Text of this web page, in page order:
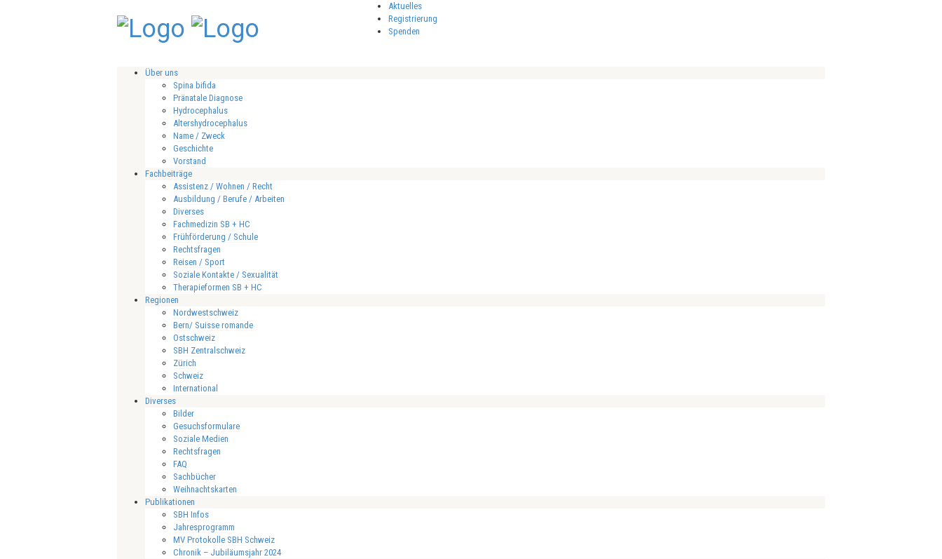
Aktuelles
Registrierung
Spenden
Über uns
Spina bifida
Pränatale Diagnose
Hydrocephalus
Altershydrocephalus
Name / Zweck
Geschichte
Vorstand
Fachbeiträge
Assistenz / Wohnen / Recht
Ausbildung / Berufe / Arbeiten
Diverses
Fachmedizin SB + HC
Frühförderung / Schule
Rechtsfragen
Reisen / Sport
Soziale Kontakte / Sexualität
Therapieformen SB + HC
Regionen
Nordwestschweiz
Bern/ Suisse romande
Ostschweiz
SBH Zentralschweiz
Zürich
Schweiz
International
Diverses
Bilder
Gesuchsformulare
Soziale Medien
Rechtsfragen
FAQ
Sachbücher
Weihnachtskarten
Publikationen
SBH Infos
Jahresprogramm
MV Protokolle SBH Schweiz
Chronik – Jubiläumsjahr 2024